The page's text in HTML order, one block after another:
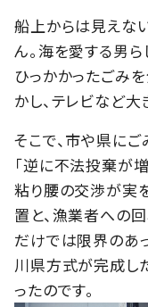
船上からは見えな
ん。海を愛する男ら
ひっかかったごみ
かし、テレビなど
そこで、市や県に
「逆に不法投棄が
粘り腰の交渉が実
置と、漁業者への
だけでは限界のあ
川県方式が完成し
ったのです。